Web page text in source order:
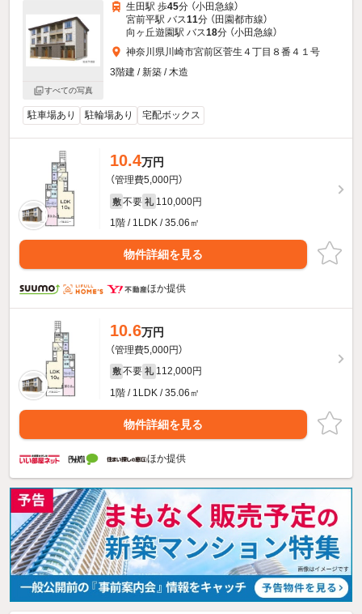
すべての写真
生田駅 歩45分 （小田急線）
宮前平駅 バス11分 （田園都市線）
向ヶ丘遊園駅 バス18分 （小田急線）
神奈川県川崎市宮前区菅生４丁目８番４１号
3階建 / 新築 / 木造
駐車場あり 駐輪場あり 宅配ボックス
10.4万円
（管理費5,000円）
敷 不要 礼 110,000円
1階 / 1LDK / 35.06㎡
物件詳細を見る
ほか提供
10.6万円
（管理費5,000円）
敷 不要 礼 112,000円
1階 / 1LDK / 35.06㎡
物件詳細を見る
ほか提供